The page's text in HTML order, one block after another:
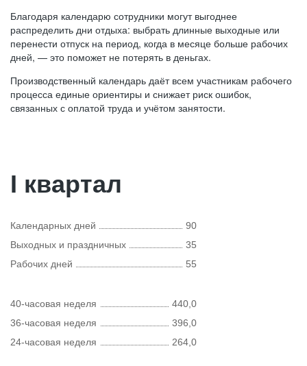
Благодаря календарю сотрудники могут выгоднее
распределить дни отдыха: выбрать длинные выходные или
перенести отпуск на период, когда в месяце больше рабочих
дней, — это поможет не потерять в деньгах.
Производственный календарь даёт всем участникам рабочего
процесса единые ориентиры и снижает риск ошибок,
связанных с оплатой труда и учётом занятости.
I квартал
Календарных дней
90
Выходных и праздничных
35
Рабочих дней
55
40-часовая неделя
440,0
36-часовая неделя
396,0
24-часовая неделя
264,0